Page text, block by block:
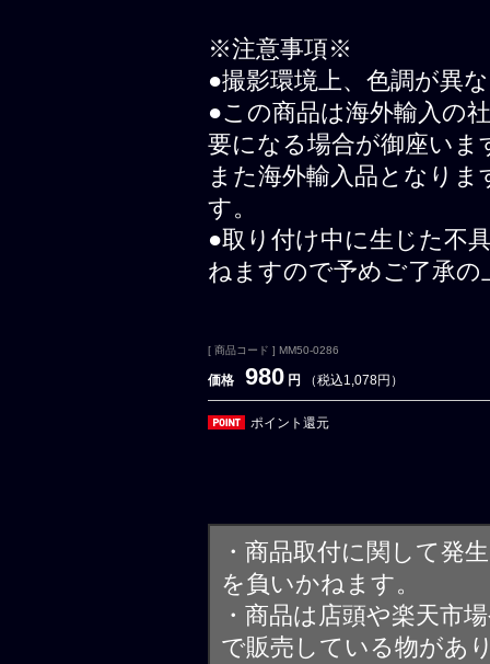
※注意事項※
●撮影環境上、色調が異
●この商品は海外輸入の
要になる場合が御座いま
また海外輸入品となり
す。
●取り付け中に生じた不
ねますので予めご了承
[ 商品コード ] MM50-0286
価格 980 円 （税込1,078円）
ポイント還元
・商品取付に関して発
を負いかねます。
・商品は店頭や楽天市
で販売している物があ